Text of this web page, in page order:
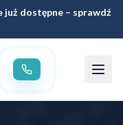
już dostępne – sprawdź